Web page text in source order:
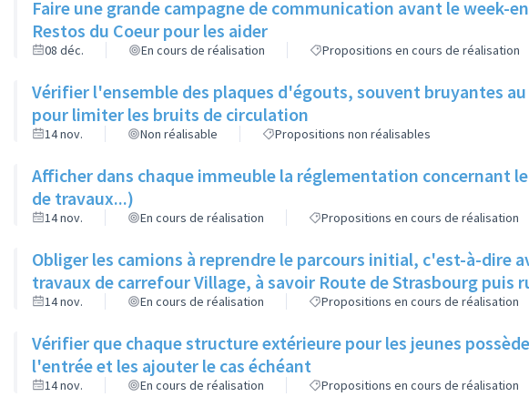
Faire une grande campagne de communication avant le week-
Restos du Coeur pour les aider
08 déc. En cours de réalisation Propositions en cours de réalisation
Vérifier l'ensemble des plaques d'égouts, souvent bruyantes au
pour limiter les bruits de circulation
14 nov. Non réalisable Propositions non réalisables
Afficher dans chaque immeuble la réglementation concernant
de travaux...)
14 nov. En cours de réalisation Propositions en cours de réalisation
Obliger les camions à reprendre le parcours initial, c'est-à-dire
travaux de carrefour Village, à savoir Route de Strasbourg puis
14 nov. En cours de réalisation Propositions en cours de réalisation
Vérifier que chaque structure extérieure pour les jeunes
l'entrée et les ajouter le cas échéant
14 nov. En cours de réalisation Propositions en cours de réalisation